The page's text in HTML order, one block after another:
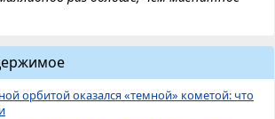
орбитой оказался «темной» кометой: что